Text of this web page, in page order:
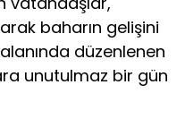
baharın gelişini
düzenlenen
unutulmaz bir gün